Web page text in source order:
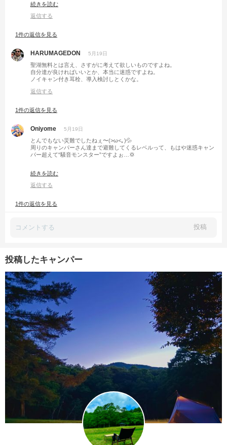
大して悪いと思ってないところがタチ悪いですよね😭💦💦
続きを読む
返信する
1件の返信を見る
HARUMAGEDON 5月19日
聖湖無料とは言え、さすがに考えて欲しいものですよね。
自分達が良ければいいとか、本当に迷惑ですよね。
ノイキャン付き耳栓、導入検討しとくかな。
返信する
1件の返信を見る
Oniyome 5月19日
とんでもない災難でしたねぇ〜(>ω<｡)💦
周りのキャンパーさん達まで避難してくるレベルって、もはや迷惑キャン
パー超えて“騒音モンスター”ですよぉ…💢
なかったら完全に終了案件です(泣)
次回は焚き火のパチパチ音だけが聞こえる、まったり静かな癒しキャンプ
続きを読む
返信する
1件の返信を見る
投稿
投稿したキャンパー